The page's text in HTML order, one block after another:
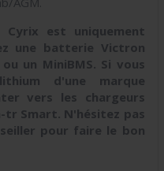
est uniquement
une batterie Victron
un MiniBMS. Si vous
d'une marque
vers les chargeurs
tr Smart. N'hésitez pas
pour faire le bon